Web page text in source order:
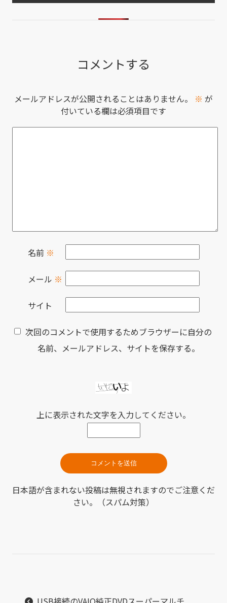
コメントする
メールアドレスが公開されることはありません。 ※ が
付いている欄は必須項目です
名前 ※
メール ※
サイト
次回のコメントで使用するためブラウザーに自分の
名前、メールアドレス、サイトを保存する。
上に表示された文字を入力してください。
日本語が含まれない投稿は無視されますのでご注意くだ
さい。（スパム対策）